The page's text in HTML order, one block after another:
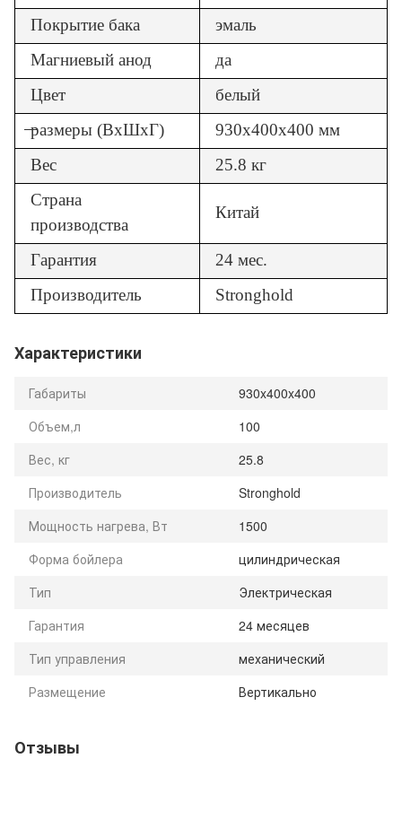
Покрытие бака
эмаль
Магниевый анод
да
Цвет
белый
размеры (ВxШxГ) 930x400x400 мм
Вес
25.8 кг
Страна
производства
Китай
Гарантия
24 мес.
Производитель
Stronghold
Характеристики
Габариты
930x400x400
Объем,л
100
Вес, кг
25.8
Производитель
Stronghold
Мощность нагрева, Вт
1500
Форма бойлера
цилиндрическая
Тип
Электрическая
Гарантия
24 месяцев
Тип управления
механический
Размещение
Вертикально
Отзывы